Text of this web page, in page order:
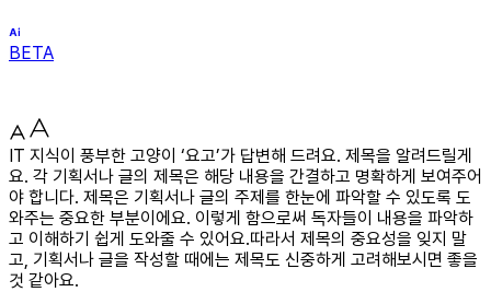
BETA
IT 지식이 풍부한 고양이 ‘요고’가 답변해 드려요. 제목을 알려드릴게
요. 각 기획서나 글의 제목은 해당 내용을 간결하고 명확하게 보여주어
야 합니다. 제목은 기획서나 글의 주제를 한눈에 파악할 수 있도록 도
와주는 중요한 부분이에요. 이렇게 함으로써 독자들이 내용을 파악하
고 이해하기 쉽게 도와줄 수 있어요.따라서 제목의 중요성을 잊지 말
고, 기획서나 글을 작성할 때에는 제목도 신중하게 고려해보시면 좋을
것 같아요.